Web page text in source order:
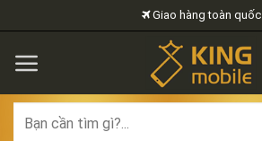
to
content
Giao hàng toàn quốc
for: